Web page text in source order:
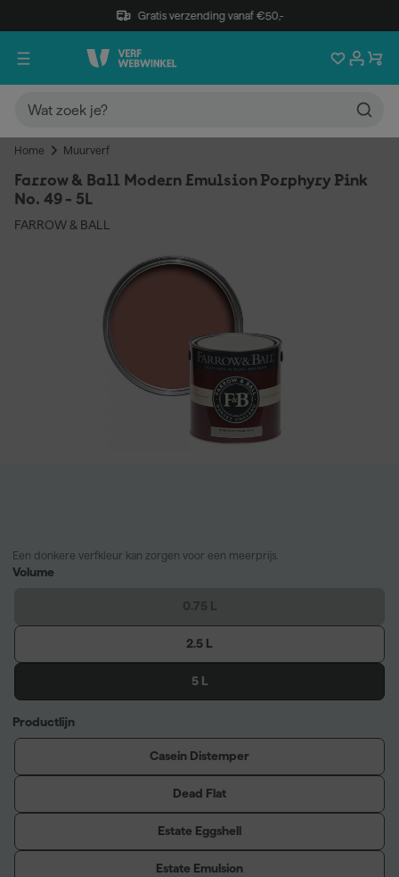
Gratis verzending vanaf €50,-
Home Muurverf
Farrow & Ball Modern Emulsion Porphyry Pink
No. 49 - 5L
FARROW & BALL
Een donkere verfkleur kan zorgen voor een meerprijs.
Volume
2.5 L
5 L
Productlijn
Casein Distemper
Dead Flat
Estate Eggshell
Estate Emulsion